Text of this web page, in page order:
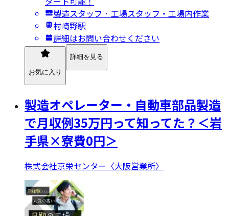
製造スタッフ · 工場スタッフ・工場内作業
村崎野駅
詳細はお問い合わせください
お気に入り
詳細を見る
製造オペレーター・自動車部品製造
で月収例35万円って知ってた？＜岩
手県×寮費0円＞
株式会社京栄センター〈大阪営業所〉